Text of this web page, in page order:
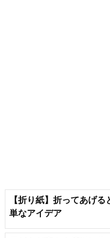
【折り紙】折ってあげ
単なアイデア